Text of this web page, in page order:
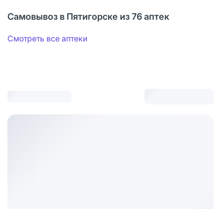
Самовывоз в Пятигорске из 76 аптек
Смотреть все аптеки